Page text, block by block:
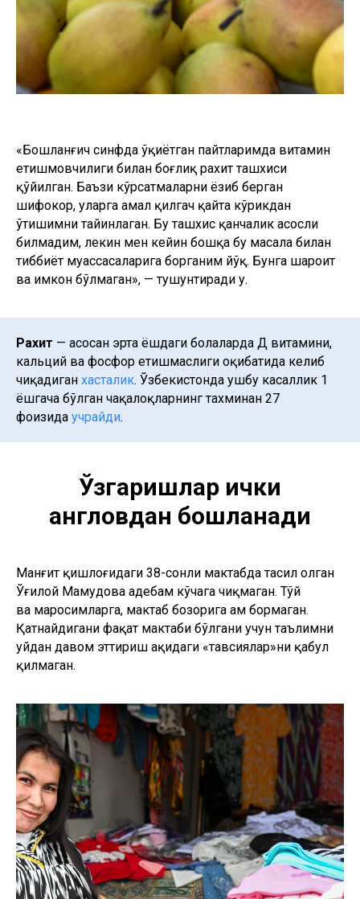
«Бошланғич синфда ўқиётган пайтларимда витамин
етишмовчилиги билан боғлиқ рахит ташхиси
қўйилган. Баъзи кўрсатмаларни ёзиб берган
шифокор, уларга амал қилгач қайта кўрикдан
ўтишимни тайинлаган. Бу ташхис қанчалик асосли
билмадим, лекин мен кейин бошқа бу масала билан
тиббиёт муассасаларига борганим йўқ. Бунга шароит
ва имкон бўлмаган», — тушунтиради у.
Рахит — асосан эрта ёшдаги болаларда Д витамини,
кальций ва фосфор етишмаслиги оқибатида келиб
чиқадиган хасталик. Ўзбекистонда ушбу касаллик 1
ёшгача бўлган чақалоқларнинг тахминан 27
фоизида учрайди.
Ўзгаришлар ички
англовдан бошланади
Манғит қишлоғидаги 38-сонли мактабда таҳсил олган
Ўғилой Маҳмудова ҳадебам кўчага чиқмаган. Тўй
ва маросимларга, мактаб бозорига ҳам бормаган.
Қатнайдигани фақат мактаби бўлгани учун таълимни
уйдан давом эттириш ҳақидаги «тавсиялар»ни қабул
қилмаган.